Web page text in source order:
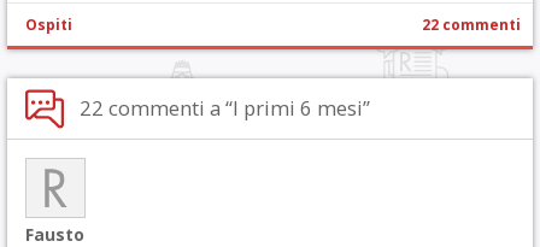
Ospiti 22 commenti
22 commenti a “I primi 6 mesi”
Fausto